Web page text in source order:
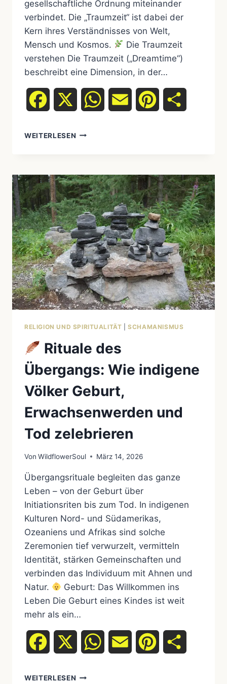
gesellschaftliche Ordnung miteinander
verbindet. Die „Traumzeit“ ist dabei der
Kern ihres Verständnisses von Welt,
Mensch und Kosmos.
Die Traumzeit
verstehen Die Traumzeit („Dreamtime“)
beschreibt eine Dimension, in der…
Facebook WhatsAppEmail Pinterest
WEITERLESEN
ZUR
MODERNE:
DIE
KOMPLEXE
MYTHOLOGIE
DER
AUSTRALISCHEN
ABORIGINES
ENTSCHLÜSSELT
RELIGION UND SPIRITUALITÄT |SCHAMANISMUS
Rituale des
Übergangs: Wie indigene
Völker Geburt,
Erwachsenwerden und
Tod zelebrieren
Von WildflowerSoul März 14, 2026
Übergangsrituale begleiten das ganze
Leben – von der Geburt über
Initiationsriten bis zum Tod. In indigenen
Kulturen Nord- und Südamerikas,
Ozeaniens und Afrikas sind solche
Zeremonien tief verwurzelt, vermitteln
Identität, stärken Gemeinschaften und
verbinden das Individuum mit Ahnen und
Natur.
Geburt: Das Willkommen ins
Leben Die Geburt eines Kindes ist weit
mehr als ein…
Facebook WhatsAppEmail Pinterest
WEITERLESEN